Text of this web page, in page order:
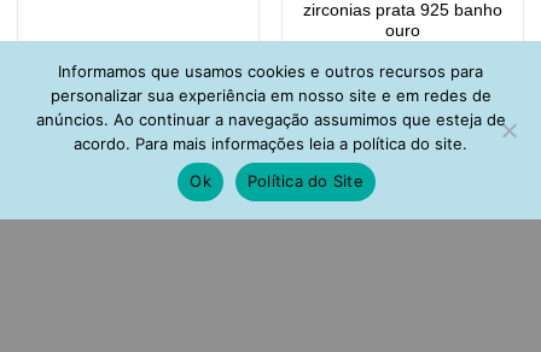
zirconias prata 925 banho
ouro
Informamos que usamos cookies e outros recursos para
personalizar sua experiência em nosso site e em redes de
anúncios. Ao continuar a navegação assumimos que esteja de
acordo. Para mais informações leia a política do site.
Ok
Política do Site